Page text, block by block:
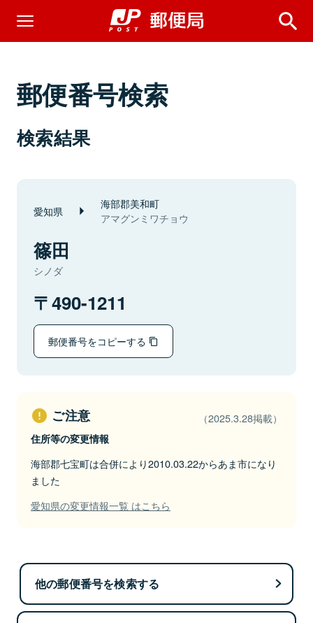
郵便番号検索
検索結果
愛知県 海部郡美和町
アマグンミワチョウ
篠田
シノダ
490-1211
郵便番号をコピーする
ご注意 （2025.3.28掲載）
住所等の変更情報
海部郡七宝町は合併により2010.03.22からあま市になり
ました
愛知県の変更情報一覧 はこちら
他の郵便番号を検索する